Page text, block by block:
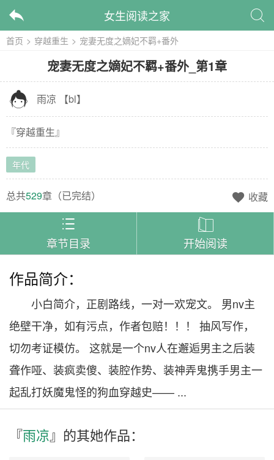
 女生阅读之家 
首页 > 穿越重生 > 宠妻无度之嫡妃不羁+番外
宠妻无度之嫡妃不羁+番外 第1章
 雨凉 【bl】
『穿越重生』
年代
总共529章（已完结）  收藏

章节目录

开始阅读
作品简介：
小白简介，正剧路线，一对一欢宠文。 男nv主
绝壁干净，如有污点，作者包赔！！！ 抽风写作，
切勿考证模仿。 这就是一个nv人在邂逅男主之后装
聋作哑、装疯卖傻、装腔作势、装神弄鬼携手男主一
起乱打妖魔鬼怪的狗血穿越史—— ...
『雨凉』的其她作品：